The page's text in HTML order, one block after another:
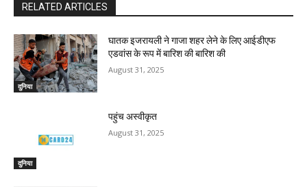
RELATED ARTICLES
दुनिया
घातक इजरायली ने गाजा शहर लेने के लिए आईडीएफ
एडवांस के रूप में बारिश की बारिश की
August 31, 2025
दुनिया
पहुंच अस्वीकृत
August 31, 2025